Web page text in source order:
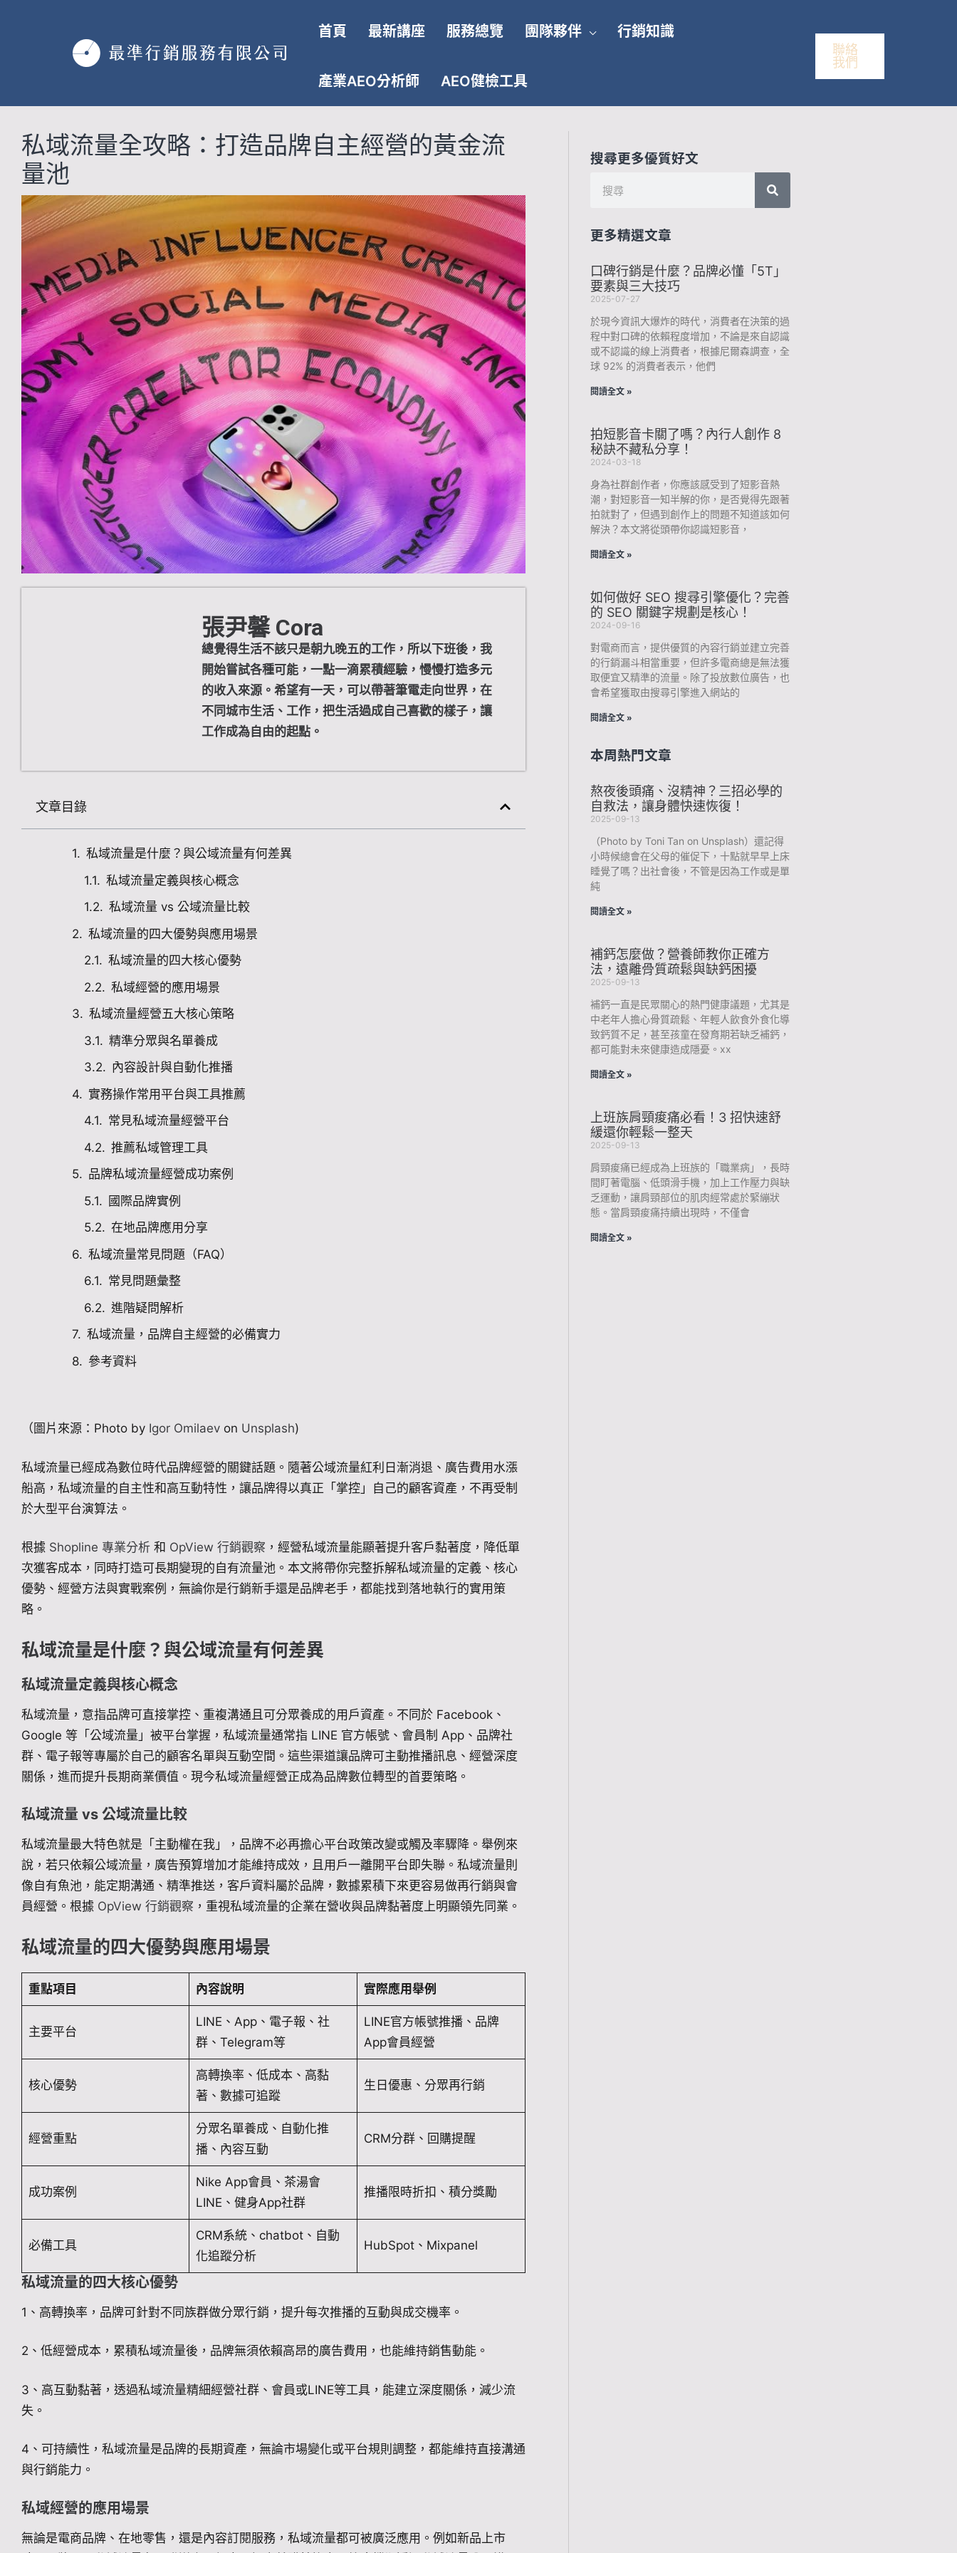
首頁 最新講座 服務總覽 團隊夥伴 行銷知識
產業AEO分析師 AEO健檢工具
聯絡
我們
私域流量全攻略：打造品牌自主經營的黃金流
量池
張尹馨 Cora
總覺得生活不該只是朝九晚五的工作，所以下班後，我
開始嘗試各種可能，一點一滴累積經驗，慢慢打造多元
的收入來源。希望有一天，可以帶著筆電走向世界，在
不同城市生活、工作，把生活過成自己喜歡的樣子，讓
工作成為自由的起點。
文章目錄
私域流量是什麼？與公域流量有何差異
私域流量定義與核心概念
私域流量 vs 公域流量比較
私域流量的四大優勢與應用場景
私域流量的四大核心優勢
私域經營的應用場景
私域流量經營五大核心策略
精準分眾與名單養成
內容設計與自動化推播
實務操作常用平台與工具推薦
常見私域流量經營平台
推薦私域管理工具
品牌私域流量經營成功案例
國際品牌實例
在地品牌應用分享
私域流量常見問題（FAQ）
常見問題彙整
進階疑問解析
私域流量，品牌自主經營的必備實力
參考資料
（圖片來源：Photo by Igor Omilaev on Unsplash)
私域流量已經成為數位時代品牌經營的關鍵話題。隨著公域流量紅利日漸消退、廣告費用水漲
船高，私域流量的自主性和高互動特性，讓品牌得以真正「掌控」自己的顧客資產，不再受制
於大型平台演算法。
根據 Shopline 專業分析 和 OpView 行銷觀察 ，經營私域流量能顯著提升客戶黏著度，降低單
次獲客成本，同時打造可長期變現的自有流量池。本文將帶你完整拆解私域流量的定義、核心
優勢、經營方法與實戰案例，無論你是行銷新手還是品牌老手，都能找到落地執行的實用策
略。
私域流量是什麼？與公域流量有何差異
私域流量定義與核心概念
私域流量，意指品牌可直接掌控、重複溝通且可分眾養成的用戶資產。不同於 Facebook、
Google 等「公域流量」被平台掌握，私域流量通常指 LINE 官方帳號、會員制 App、品牌社
群、電子報等專屬於自己的顧客名單與互動空間。這些渠道讓品牌可主動推播訊息、經營深度
關係，進而提升長期商業價值。現今私域流量經營正成為品牌數位轉型的首要策略。
私域流量 vs 公域流量比較
私域流量最大特色就是「主動權在我」，品牌不必再擔心平台政策改變或觸及率驟降。舉例來
說，若只依賴公域流量，廣告預算增加才能維持成效，且用戶一離開平台即失聯。私域流量則
像自有魚池，能定期溝通、精準推送，客戶資料屬於品牌，數據累積下來更容易做再行銷與會
員經營。根據 OpView 行銷觀察 ，重視私域流量的企業在營收與品牌黏著度上明顯領先同業。
私域流量的四大優勢與應用場景
重點項目 內容說明 實際應用舉例
主要平台
LINE、App、電子報、社
群、Telegram等
LINE官方帳號推播、品牌
App會員經營
核心優勢
高轉換率、低成本、高黏
著、數據可追蹤
生日優惠、分眾再行銷
經營重點
分眾名單養成、自動化推
播、內容互動
CRM分群、回購提醒
成功案例
Nike App會員、茶湯會
LINE、健身App社群
推播限時折扣、積分獎勵
必備工具
CRM系統、chatbot、自動
化追蹤分析
HubSpot、Mixpanel
私域流量的四大核心優勢
1、高轉換率，品牌可針對不同族群做分眾行銷，提升每次推播的互動與成交機率。
2、低經營成本，累積私域流量後，品牌無須依賴高昂的廣告費用，也能維持銷售動能。
3、高互動黏著，透過私域流量精細經營社群、會員或LINE等工具，能建立深度關係，減少流
失。
4、可持續性，私域流量是品牌的長期資產，無論市場變化或平台規則調整，都能維持直接溝通
與行銷能力。
私域經營的應用場景
無論是電商品牌、在地零售，還是內容訂閱服務，私域流量都可被廣泛應用。例如新品上市
搜尋更多優質好文
更多精選文章
口碑行銷是什麼？品牌必懂「5T」
要素與三大技巧
2025-07-27
於現今資訊大爆炸的時代，消費者在決策的過
程中對口碑的依賴程度增加，不論是來自認識
或不認識的線上消費者，根據尼爾森調查，全
球 92% 的消費者表示，他們
閱讀全文 »
拍短影音卡關了嗎？內行人創作 8
秘訣不藏私分享！
2024-03-18
身為社群創作者，你應該感受到了短影音熱
潮，對短影音一知半解的你，是否覺得先跟著
拍就對了，但遇到創作上的問題不知道該如何
解決？本文將從頭帶你認識短影音，
閱讀全文 »
如何做好 SEO 搜尋引擎優化？完善
的 SEO 關鍵字規劃是核心！
2024-09-16
對電商而言，提供優質的內容行銷並建立完善
的行銷漏斗相當重要，但許多電商總是無法獲
取便宜又精準的流量。除了投放數位廣告，也
會希望獲取由搜尋引擎進入網站的
閱讀全文 »
本周熱門文章
熬夜後頭痛、沒精神？三招必學的
自救法，讓身體快速恢復！
2025-09-13
（Photo by Toni Tan on Unsplash）還記得
小時候總會在父母的催促下，十點就早早上床
睡覺了嗎？出社會後，不管是因為工作或是單
純
閱讀全文 »
補鈣怎麼做？營養師教你正確方
法，遠離骨質疏鬆與缺鈣困擾
2025-09-13
補鈣一直是民眾關心的熱門健康議題，尤其是
中老年人擔心骨質疏鬆、年輕人飲食外食化導
致鈣質不足，甚至孩童在發育期若缺乏補鈣，
都可能對未來健康造成隱憂。xx
閱讀全文 »
上班族肩頸痠痛必看！3 招快速舒
緩還你輕鬆一整天
2025-09-13
肩頸痠痛已經成為上班族的「職業病」，長時
間盯著電腦、低頭滑手機，加上工作壓力與缺
乏運動，讓肩頸部位的肌肉經常處於緊繃狀
態。當肩頸痠痛持續出現時，不僅會
閱讀全文 »